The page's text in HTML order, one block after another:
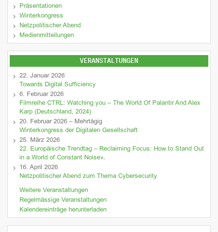
Präsentationen
Winterkongress
Netzpolitischer Abend
Medienmitteilungen
VERANSTALTUNGEN
22. Januar 2026
Towards Digital Sufficiency
6. Februar 2026
Filmreihe CTRL: Watching you – The World Of Palantir And Alex
Karp (Deutschland, 2024)
20. Februar 2026 – Mehrtägig
Winterkongress der Digitalen Gesellschaft
25. März 2026
22. Europäische Trendtag – Reclaiming Focus: How to Stand Out
in a World of Constant Noise».
16. April 2026
Netzpolitischer Abend zum Thema Cybersecurity
Weitere Veranstaltungen
Regelmässige Veranstaltungen
Kalendereinträge herunterladen